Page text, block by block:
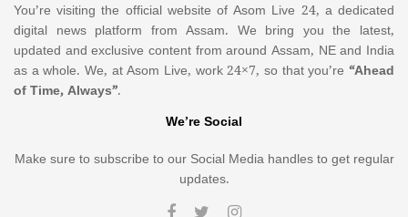
You’re visiting the official website of Asom Live 24, a dedicated
digital news platform from Assam. We bring you the latest,
updated and exclusive content from around Assam, NE and India
as a whole. We, at Asom Live, work 24×7, so that you’re “Ahead
of Time, Always”.
We’re Social
Make sure to subscribe to our Social Media handles to get regular
updates.